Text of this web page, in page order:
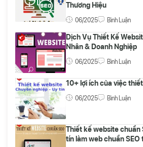
Thương Hiệu
06/2025 Bình Luận
Dịch Vụ Thiết Kế
Nhân & Doanh Nghiệp
06/2025 Bình Luận
10+ lợi ích của việc
06/2025 Bình Luận
Thiết kế website chuẩn
tín làm web chuẩn SEO